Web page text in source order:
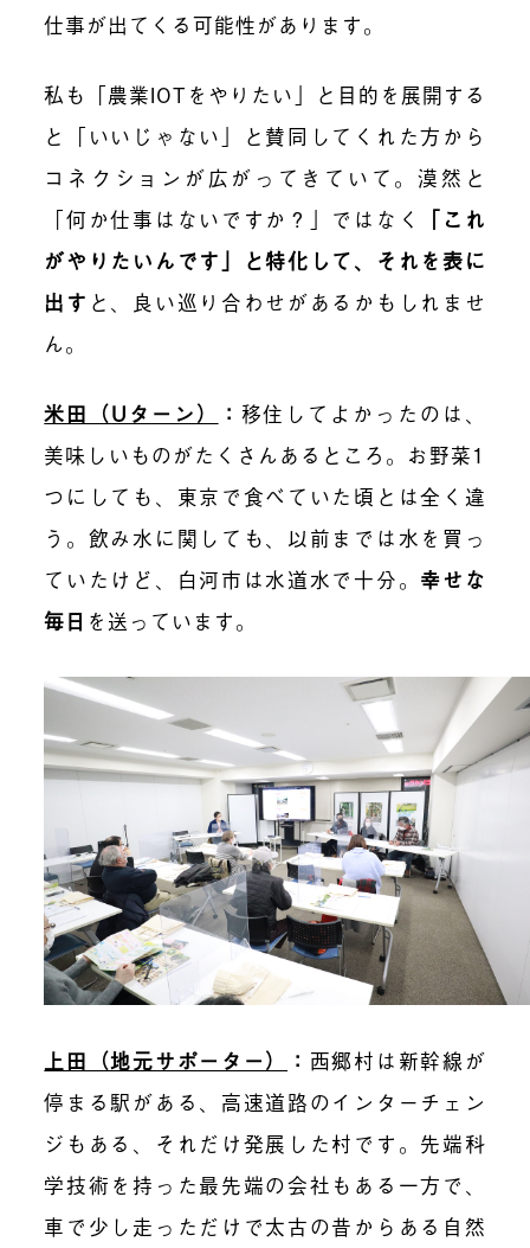
仕事が出てくる可能性があります。
私も 「農業IOTをやりたい 」 と目的を展開する
と「いいじゃない」と賛同してくれた方から
コネクションが広がってきていて。漠然と
「何か仕事はないですか？」ではなく
「これ
がやりたいんです」と特化して、それを表に
出す と、良い巡り合わせがあるかもしれませ
ん。
米田（Uターン） ： 移住してよかったのは、
美味しいものがたくさんあるところ。 お野菜1
つにしても 、東京で食べていた頃とは全く違
う。飲み水 に関しても、以前 までは水を買っ
ていたけど、白河市は水道水で十分。 幸せな
毎日 を送っています。
上田（地元サポーター） ： 西郷村は新幹線が
停まる駅がある、高速道路のインターチェン
ジもある、それだけ発展した村です。先端科
学技術を持った最先端の会社もある一方で、
車で少し走っただけで太古の昔からある自然